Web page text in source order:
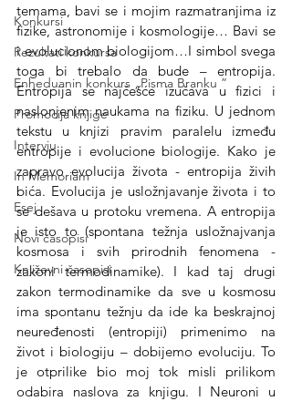
Konkursi
Rezultati konkursa
Enheduanin konkurs „Pisma Branku ”
Promocija knjige
Intervju
In Memoriam
Esej
Novi časopisi
Književni časopisi
temama, bavi se i mojim razmatranjima iz
fizike, astronomije i kosmologije… Bavi se
i evolucionom biologijom…I simbol svega
toga bi trebalo da bude – entropija.
Entropija se najčešće izučava u fizici i
naslonjenim naukama na fiziku. U jednom
tekstu u knjizi pravim paralelu između
entropije i evolucione biologije. Kako je
zapravo evolucija života - entropija živih
bića. Evolucija je usložnjavanje života i to
se dešava u protoku vremena. A entropija
je isto to (spontana težnja usložnajvanja
kosmosa i svih prirodnih fenomena -
zakoni termodinamike). I kad taj drugi
zakon termodinamike da sve u kosmosu
ima spontanu težnju da ide ka beskrajnoj
neuređenosti (entropiji) primenimo na
život i biologiju – dobijemo evoluciju. To
je otprilike bio moj tok misli prilikom
odabira naslova za knjigu. I Neuroni u